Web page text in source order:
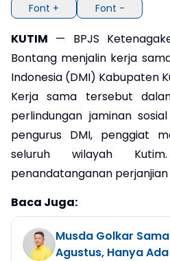
Font + Font -
KUTIM — BPJS
Bontang menjalin kerja
Indonesia (DMI) Kabupaten
Kerja sama tersebut
perlindungan jaminan
pengurus DMI, penggiat
seluruh wilayah
penandatanganan perjanjian
Baca Juga:
Musda Golkar
Agustus, Hanya